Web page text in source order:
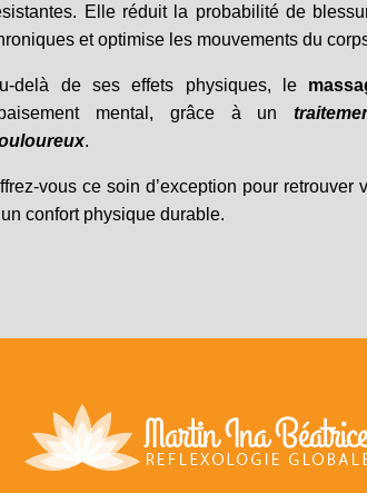
Elle réduit la probabilité de
et optimise les mouvements du
delà de ses effets physiques, le
mental, grâce à un
.
vous ce soin d’exception pour retrouver
confort physique durable.